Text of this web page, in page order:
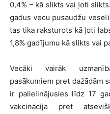
0,4% – kā slikts vai ļoti
gadus vecu pusaudžu
tas tika raksturots kā ļoti
1,8% gadījumu kā slikts vai
Vecāki vairāk
pasākumiem pret dažādām
ir palielinājusies līdz 17
vakcinācija pret